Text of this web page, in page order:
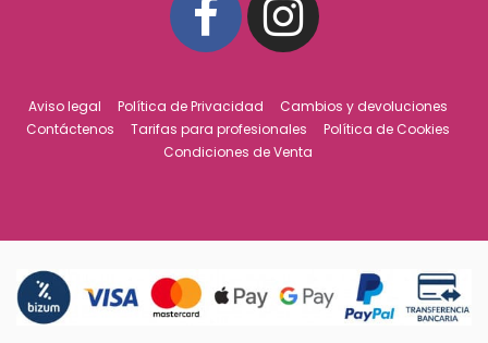
Aviso legal Política de Privacidad
Cambios y devoluciones
Contáctenos
Tarifas para profesionales
Política de Cookies
Condiciones de Venta